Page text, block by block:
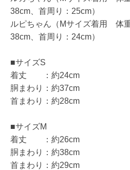
38cm、首周り：25cm）
ルピちゃん（Mサイズ着用 体
38cm、首周り：24cm）
■サイズS
着丈 ：約24cm
胴まわり：約37cm
首まわり：約28cm
■サイズM
着丈 ：約26cm
胴まわり：約38cm
首まわり：約29cm